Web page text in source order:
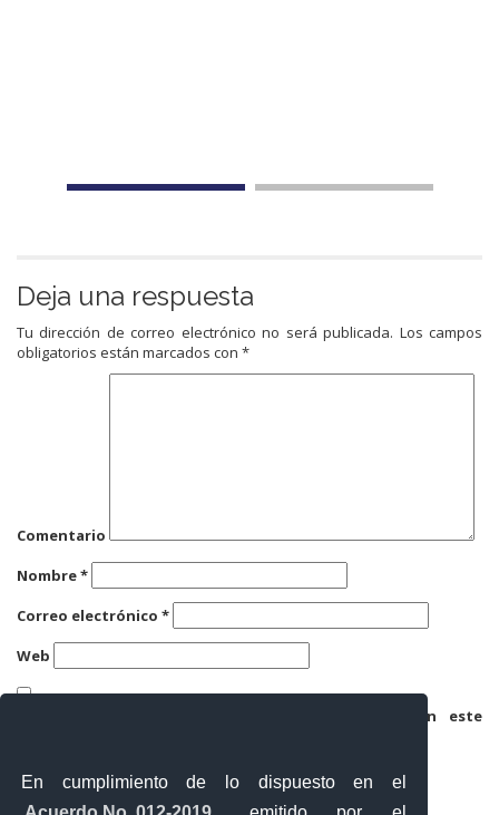
En cumplimiento de lo dispuesto en el
Deja una respuesta
Tu dirección de correo electrónico no será publicada. Los campos
obligatorios están marcados con *
Comentario
Nombre*
Correo electrónico *
Web
Guarda mi nombre, correo electrónico y web en este